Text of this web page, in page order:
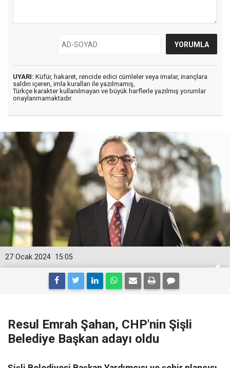
UYARI: Küfür, hakaret, rencide edici cümleler veya imalar, inançlara
saldırı içeren, imla kuralları ile yazılmamış,
Türkçe karakter kullanılmayan ve büyük harflerle yazılmış yorumlar
onaylanmamaktadır.
15:05
27 Ocak 2024
Resul Emrah Şahan, CHP'nin Şişli
Belediye Başkan adayı oldu